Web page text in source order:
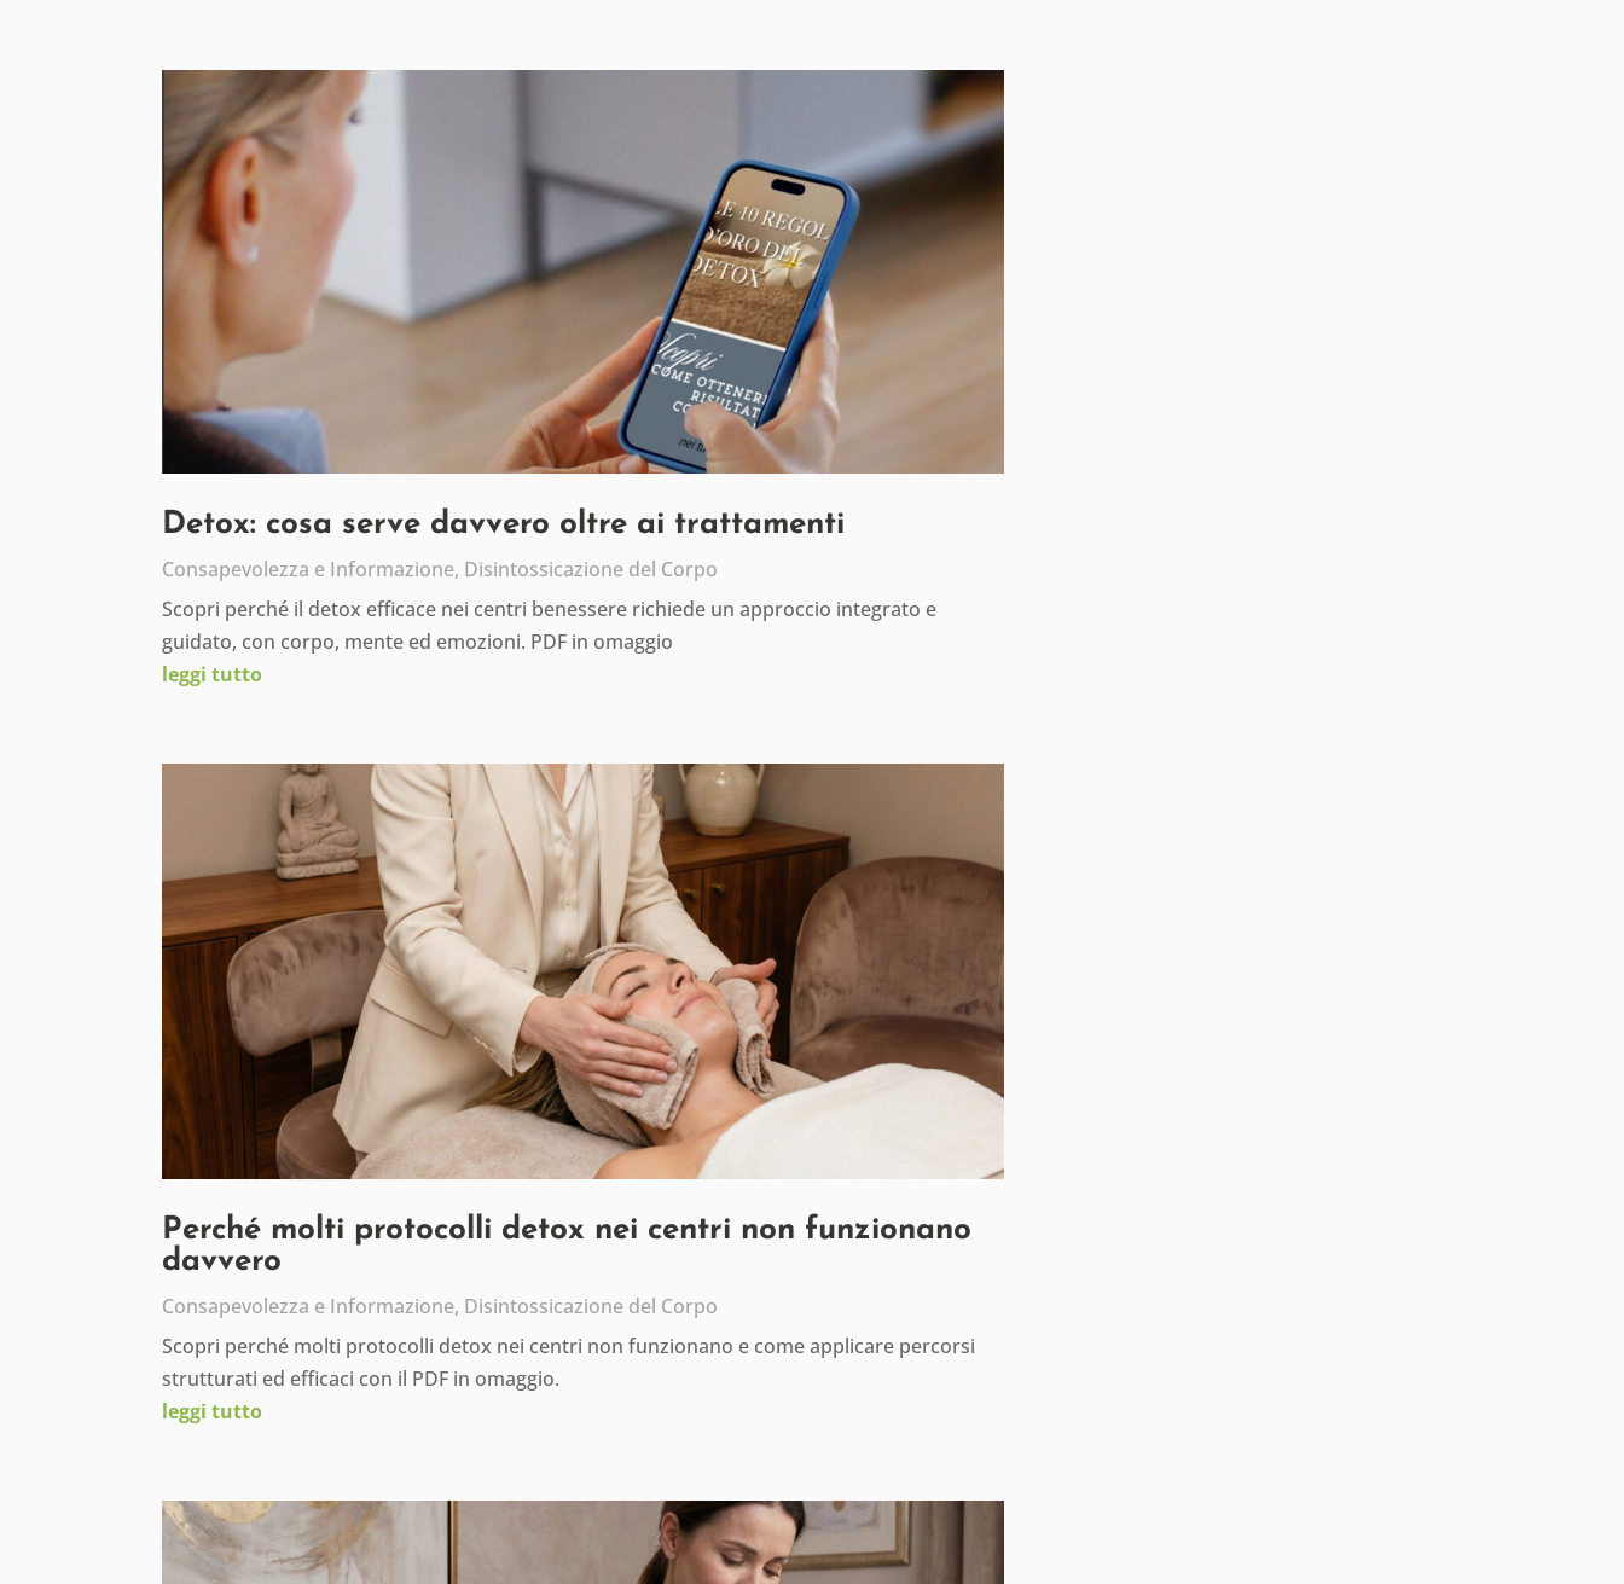
Detox: cosa serve davvero oltre ai trattamenti
Consapevolezza e Informazione, Disintossicazione del Corpo
Scopri perché il detox efficace nei centri benessere richiede un approccio integrato e
guidato, con corpo, mente ed emozioni. PDF in omaggio
leggi tutto
Perché molti protocolli detox nei centri non funzionano
davvero
Consapevolezza e Informazione, Disintossicazione del Corpo
Scopri perché molti protocolli detox nei centri non funzionano e come applicare percorsi
strutturati ed efficaci con il PDF in omaggio.
leggi tutto